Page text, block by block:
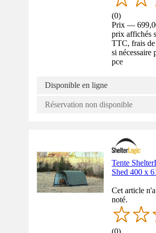
(0)
Prix —
prix affichés
TTC, frais
si nécessaire
pce
Disponible en ligne
Réservation non disponible
Tente
Shed 400 x
Cet article
noté.